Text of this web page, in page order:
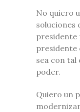
No quiero
soluciones
presidente
presidente
sea con tal
poder.
Quiero un